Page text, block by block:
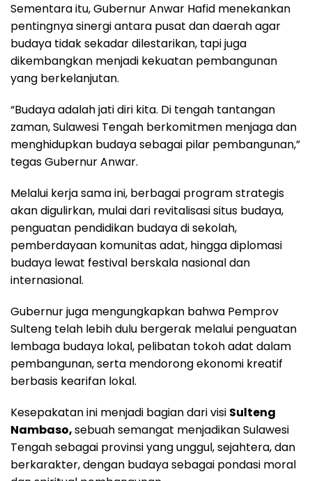
Sementara itu, Gubernur Anwar Hafid menekankan
pentingnya sinergi antara pusat dan daerah agar
budaya tidak sekadar dilestarikan, tapi juga
dikembangkan menjadi kekuatan pembangunan
yang berkelanjutan.
“Budaya adalah jati diri kita. Di tengah tantangan
zaman, Sulawesi Tengah berkomitmen menjaga dan
menghidupkan budaya sebagai pilar pembangunan,”
tegas Gubernur Anwar.
Melalui kerja sama ini, berbagai program strategis
akan digulirkan, mulai dari revitalisasi situs budaya,
penguatan pendidikan budaya di sekolah,
pemberdayaan komunitas adat, hingga diplomasi
budaya lewat festival berskala nasional dan
internasional.
Gubernur juga mengungkapkan bahwa Pemprov
Sulteng telah lebih dulu bergerak melalui penguatan
lembaga budaya lokal, pelibatan tokoh adat dalam
pembangunan, serta mendorong ekonomi kreatif
berbasis kearifan lokal.
Kesepakatan ini menjadi bagian dari visi Sulteng
Nambaso,sebuah semangat menjadikan Sulawesi
Tengah sebagai provinsi yang unggul, sejahtera, dan
berkarakter, dengan budaya sebagai pondasi moral